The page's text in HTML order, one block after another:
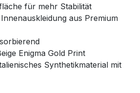
für mehr Stabilität
aus Premium
Enigma Gold Print
Synthetikmaterial mit